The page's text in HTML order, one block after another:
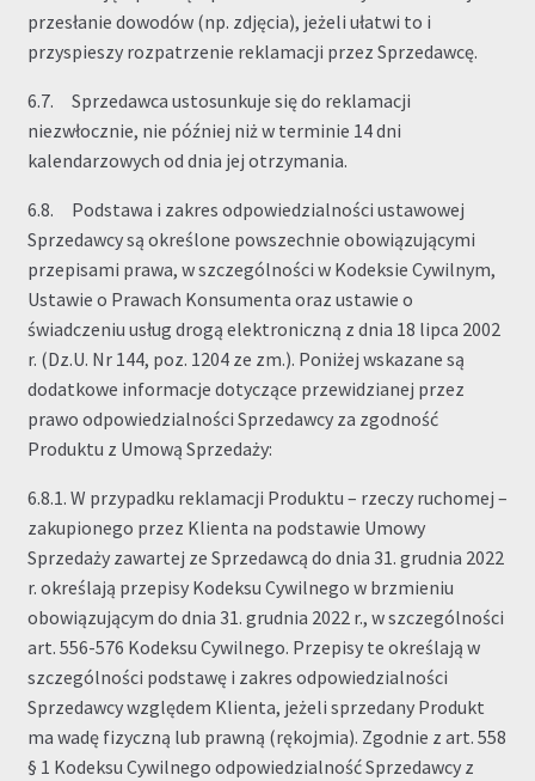
przesłanie dowodów (np. zdjęcia), jeżeli ułatwi to i
przyspieszy rozpatrzenie reklamacji przez Sprzedawcę.
6.7. Sprzedawca ustosunkuje się do reklamacji
niezwłocznie, nie później niż w terminie 14 dni
kalendarzowych od dnia jej otrzymania.
6.8. Podstawa i zakres odpowiedzialności ustawowej
Sprzedawcy są określone powszechnie obowiązującymi
przepisami prawa, w szczególności w Kodeksie Cywilnym,
Ustawie o Prawach Konsumenta oraz ustawie o
świadczeniu usług drogą elektroniczną z dnia 18 lipca 2002
r. (Dz.U. Nr 144, poz. 1204 ze zm.). Poniżej wskazane są
dodatkowe informacje dotyczące przewidzianej przez
prawo odpowiedzialności Sprzedawcy za zgodność
Produktu z Umową Sprzedaży:
6.8.1. W przypadku reklamacji Produktu – rzeczy ruchomej –
zakupionego przez Klienta na podstawie Umowy
Sprzedaży zawartej ze Sprzedawcą do dnia 31. grudnia 2022
r. określają przepisy Kodeksu Cywilnego w brzmieniu
obowiązującym do dnia 31. grudnia 2022 r., w szczególności
art. 556-576 Kodeksu Cywilnego. Przepisy te określają w
szczególności podstawę i zakres odpowiedzialności
Sprzedawcy względem Klienta, jeżeli sprzedany Produkt
ma wadę fizyczną lub prawną (rękojmia). Zgodnie z art. 558
§ 1 Kodeksu Cywilnego odpowiedzialność Sprzedawcy z